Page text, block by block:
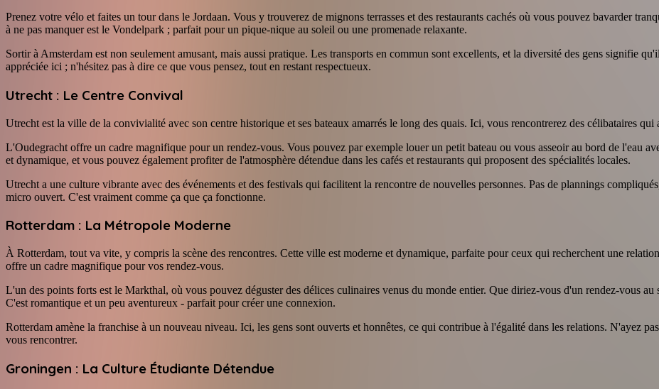
Prenez votre vélo et faites un tour dans le Jordaan. Vous y trouverez de mignons terrasses et des restaurants cachés où vous pouvez bavarder
à ne pas manquer est le Vondelpark ; parfait pour un pique-nique au soleil ou une promenade relaxante.
Sortir à Amsterdam est non seulement amusant, mais aussi pratique. Les transports en commun sont excellents, et la diversité des gens signifie
appréciée ici ; n'hésitez pas à dire ce que vous pensez, tout en restant respectueux.
Utrecht : Le Centre Convival
Utrecht est la ville de la convivialité avec son centre historique et ses bateaux amarrés le long des quais. Ici, vous rencontrerez des célibataires
L'Oudegracht offre un cadre magnifique pour un rendez-vous. Vous pouvez par exemple louer un petit bateau ou vous asseoir au bord de l'eau
et dynamique, et vous pouvez également profiter de l'atmosphère détendue dans les cafés et restaurants qui proposent des spécialités locales.
Utrecht a une culture vibrante avec des événements et des festivals qui facilitent la rencontre de nouvelles personnes. Pas de plannings
micro ouvert. C'est vraiment comme ça que ça fonctionne.
Rotterdam : La Métropole Moderne
À Rotterdam, tout va vite, y compris la scène des rencontres. Cette ville est moderne et dynamique, parfaite pour ceux qui recherchent une
offre un cadre magnifique pour vos rendez-vous.
L'un des points forts est le Markthal, où vous pouvez déguster des délices culinaires venus du monde entier. Que diriez-vous d'un rendez-vous
C'est romantique et un peu aventureux - parfait pour créer une connexion.
Rotterdam amène la franchise à un nouveau niveau. Ici, les gens sont ouverts et honnêtes, ce qui contribue à l'égalité dans les relations. N'ayez
vous rencontrer.
Groningen : La Culture Étudiante Détendue